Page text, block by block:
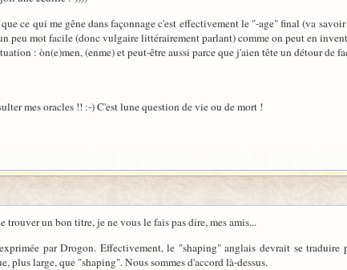
ce qui me gêne dans façonnage c'est effectivement le "-age" final (va
peu mot facile (donc vulgaire littérairement parlant) comme on peut en
: òn(e)men, (enme) et peut-être aussi parce que j'aien tête un détour de
mes oracles !! :-) C'est lune question de vie ou de mort !
un bon titre, je ne vous le fais pas dire, mes amis...
par Drogon. Effectivement, le "shaping" anglais devrait se
plus large, que "shaping". Nous sommes d'accord là-dessus.